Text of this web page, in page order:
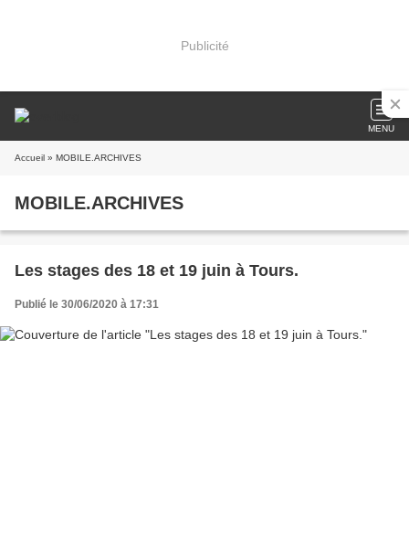
Publicité
MENU
Accueil » MOBILE.ARCHIVES
MOBILE.ARCHIVES
Les stages des 18 et 19 juin à Tours.
Publié le 30/06/2020 à 17:31